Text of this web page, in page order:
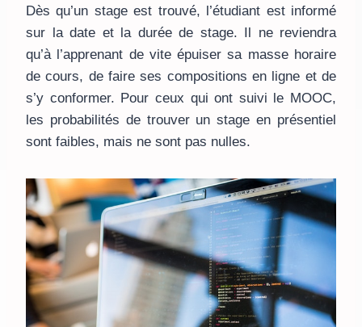
Dès qu’un stage est trouvé, l’étudiant est informé
sur la date et la durée de stage. Il ne reviendra
qu’à l’apprenant de vite épuiser sa masse horaire
de cours, de faire ses compositions en ligne et de
s’y conformer. Pour ceux qui ont suivi le MOOC,
les probabilités de trouver un stage en présentiel
sont faibles, mais ne sont pas nulles.